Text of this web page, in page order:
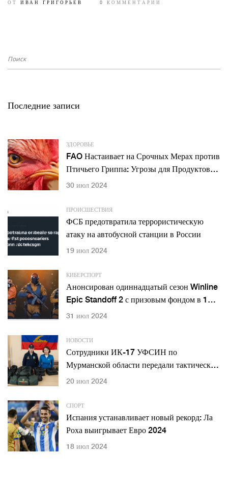
ОТ ИВАН ГРИГОРЬЕВ 0 КОММЕНТАРИИ
Последние записи
ЗДОРОВЬЕ
FAO Настаивает на Срочных Мерах против
Птичьего Гриппа: Угрозы для Продуктовой
Безопасности и Здоровья
30 июл 2024
ПРОИСШЕСТВИЯ
ФСБ предотвратила террористическую
атаку на автобусной станции в России
19 июл 2024
КИБЕРСПОРТ
Анонсирован одиннадцатый сезон Winline
Epic Standoff 2 с призовым фондом в 1
миллион рублей
31 июл 2024
НОВОСТИ
Сотрудники ИК-17 УФСИН по
Мурманской области передали тактические
сумки участникам спецоперации
20 июл 2024
СПОРТ
Испания устанавливает новый рекорд: Ла
Роха выигрывает Евро 2024
18 июл 2024